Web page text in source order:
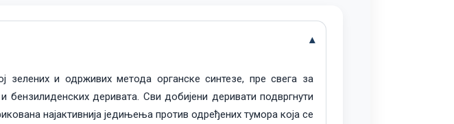
зелених и одрживих метода органске синтезе, пре свега за
деривата. Сви добијени деривати подвргнути
најактивнија једињења против одређених тумора која се